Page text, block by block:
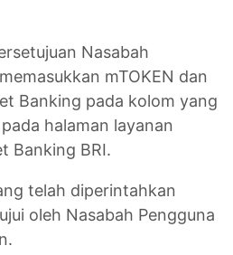
Nasabah
mTOKEN dan
Banking pada kolom yang
halaman layanan
Banking BRI.
telah diperintahkan
oleh Nasabah Pengguna